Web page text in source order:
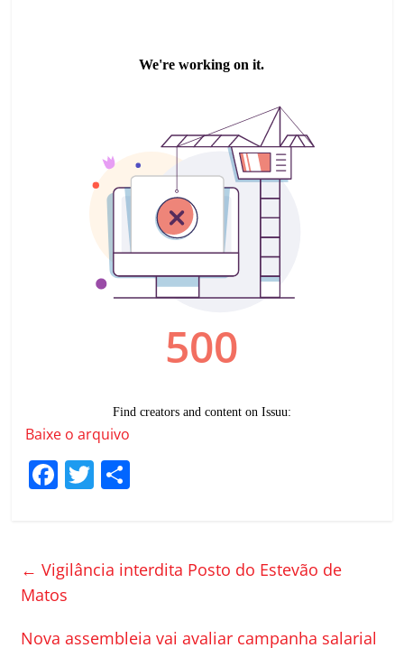
Baixe o arquivo
F
e
b
T
er p
← Vigilância interdita Posto do Estevão de
Matos
Nova assembleia vai avaliar campanha salarial